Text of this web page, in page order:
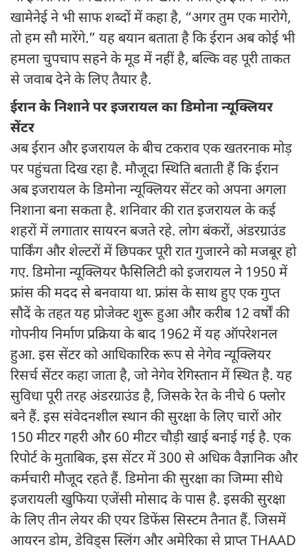
खामेनेई ने भी साफ शब्दों में कहा है, “अगर तुम एक मारोगे,
तो हम सौ मारेंगे.” यह बयान बताता है कि ईरान अब कोई भी
हमला चुपचाप सहने के मूड में नहीं है, बल्कि वह पूरी ताकत
से जवाब देने के लिए तैयार है.
ईरान के निशाने पर इजरायल का डिमोना न्यूक्लियर
सेंटर
अब ईरान और इजरायल के बीच टकराव एक खतरनाक मोड़
पर पहुंचता दिख रहा है. मौजूदा स्थिति बताती हैं कि ईरान
अब इजरायल के डिमोना न्यूक्लियर सेंटर को अपना अगला
निशाना बना सकता है. शनिवार की रात इजरायल के कई
शहरों में लगातार सायरन बजते रहे. लोग बंकरों, अंडरग्राउंड
पार्किंग और शेल्टरों में छिपकर पूरी रात गुजारने को मजबूर हो
गए. डिमोना न्यूक्लियर फैसिलिटी को इजरायल ने 1950 में
फ्रांस की मदद से बनवाया था. फ्रांस के साथ हुए एक गुप्त
सौदें के तहत यह प्रोजेक्ट शुरू हुआ और करीब 12 वर्षों की
गोपनीय निर्माण प्रक्रिया के बाद 1962 में यह ऑपरेशनल
हुआ. इस सेंटर को आधिकारिक रूप से नेगेव न्यूक्लियर
रिसर्च सेंटर कहा जाता है, जो नेगेव रेगिस्तान में स्थित है. यह
सुविधा पूरी तरह अंडरग्राउंड है, जिसके रेत के नीचे 6 फ्लोर
बने हैं. इस संवेदनशील स्थान की सुरक्षा के लिए चारों ओर
150 मीटर गहरी और 60 मीटर चौड़ी खाई बनाई गई है. एक
रिपोर्ट के मुताबिक, इस सेंटर में 300 से अधिक वैज्ञानिक और
कर्मचारी मौजूद रहते हैं. डिमोना की सुरक्षा का जिम्मा सीधे
इजरायली खुफिया एजेंसी मोसाद के पास है. इसकी सुरक्षा
के लिए तीन लेयर की एयर डिफेंस सिस्टम तैनात हैं. जिसमें
आयरन डोम, डेविड्स स्लिंग और अमेरिका से प्राप्त THAAD